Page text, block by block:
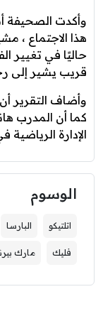
وأكدت الصحيفة
هذا الاجتماع ،
حاليًا في تغيير
قريب يشير إلى
وأضاف التقرير
كما أن المدرب
الإدارة
الوسوم
اتلتيكو البارسا
فليك مارك